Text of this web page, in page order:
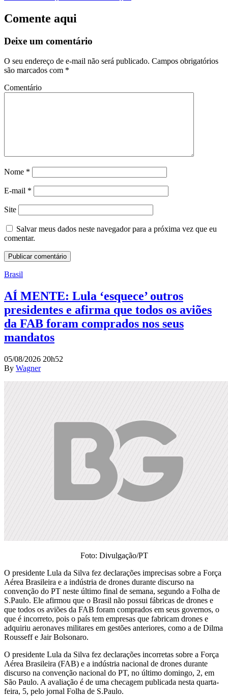
Comente aqui
Deixe um comentário
O seu endereço de e-mail não será publicado. Campos obrigatórios
são marcados com *
Comentário
Nome *
E-mail *
Site
Salvar meus dados neste navegador para a próxima vez que eu
comentar.
Brasil
AÍ MENTE: Lula ‘esquece’ outros
presidentes e afirma que todos os aviões
da FAB foram comprados nos seus
mandatos
05/08/2026 20h52
By Wagner
Foto: Divulgação/PT
O presidente Lula da Silva fez declarações imprecisas sobre a Força
Aérea Brasileira e a indústria de drones durante discurso na
convenção do PT neste último final de semana, segundo a Folha de
S.Paulo. Ele afirmou que o Brasil não possui fábricas de drones e
que todos os aviões da FAB foram comprados em seus governos, o
que é incorreto, pois o país tem empresas que fabricam drones e
adquiriu aeronaves militares em gestões anteriores, como a de Dilma
Rousseff e Jair Bolsonaro.
O presidente Lula da Silva fez declarações incorretas sobre a Força
Aérea Brasileira (FAB) e a indústria nacional de drones durante
discurso na convenção nacional do PT, no último domingo, 2, em
São Paulo. A avaliação é de uma checagem publicada nesta quarta-
feira, 5, pelo jornal Folha de S.Paulo.